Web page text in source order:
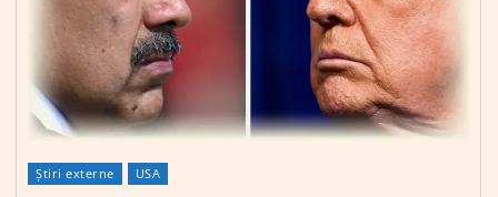
Știri externe USA